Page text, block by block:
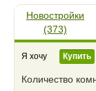
Новостройки
(373)
Я хочу Купить
Количество